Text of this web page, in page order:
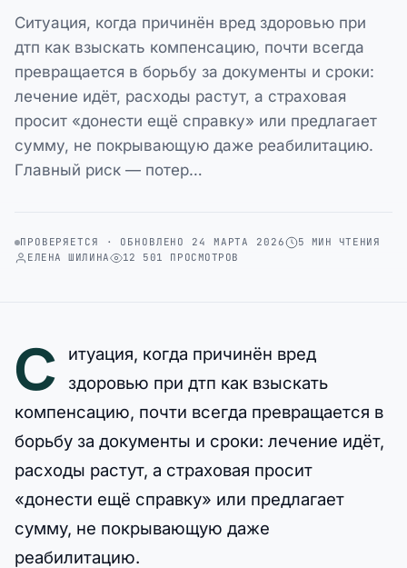
Ситуация, когда причинён вред здоровью при
дтп как взыскать компенсацию, почти всегда
превращается в борьбу за документы и сроки:
лечение идёт, расходы растут, а страховая
просит «донести ещё справку» или предлагает
сумму, не покрывающую даже реабилитацию.
Главный риск — потер…
ПРОВЕРЯЕТСЯ · ОБНОВЛЕНО 24 МАРТА 2026
5 МИН ЧТЕНИЯ
ЕЛЕНА ШИЛИНА
12 501 ПРОСМОТРОВ
С
итуация, когда причинён вред
здоровью при дтп как взыскать
компенсацию, почти всегда превращается в
борьбу за документы и сроки: лечение идёт,
расходы растут, а страховая просит
«донести ещё справку» или предлагает
сумму, не покрывающую даже
реабилитацию.